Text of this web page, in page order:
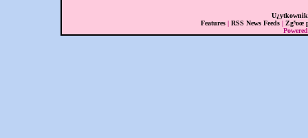
Features| RSS News Feeds| Zg³oœ